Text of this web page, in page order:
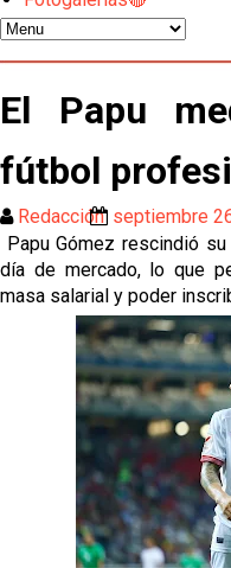
Vargas y Sow se
del martes
Odysseas
temporada pasada”
El Sevilla FC empieza
Opinión | "Carta
García
Análisis I Quién es y
Endrick y Marc
destacadas del día
El Sevilla Juvenil A
su debut en la
La cita ante el
El Papu
fútbol
Redacción septiembre
Papu Gómez rescindió
día de mercado, lo que
masa salarial y poder